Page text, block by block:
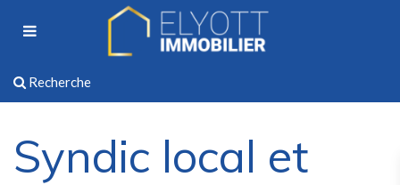
Recherche
Syndic local et